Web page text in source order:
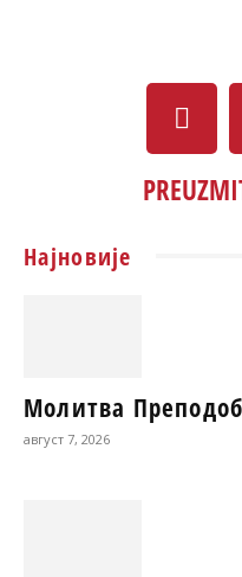
Најновије
Молитва
август 7, 2026